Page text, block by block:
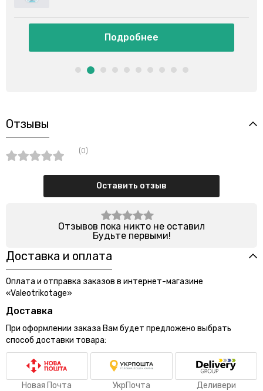
Подробнее
Отзывы
(0)
Оставить отзыв
Отзывов пока никто не оставил
Будьте первыми!
Доставка и оплата
Оплата и отправка заказов в интернет-магазине
«Valeotrikotage»
Доставка
При оформлении заказа Вам будет предложено выбрать
способ доставки товара:
Новая Почта УкрПочта Деливери